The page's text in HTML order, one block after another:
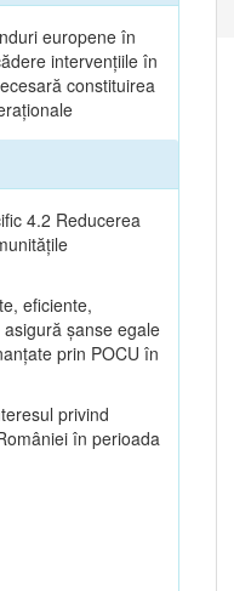
europene în
intervențiile în
constituirea
4.2 Reducerea
eficiente,
şanse egale
prin POCU în
privind
în perioada